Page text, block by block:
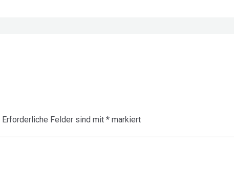
Erforderliche Felder sind mit *markiert